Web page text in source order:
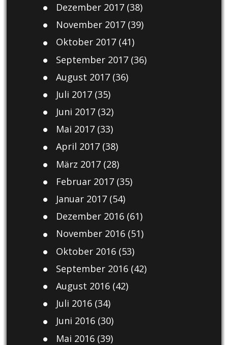
Dezember 2017(38)
November 2017(39)
Oktober 2017(41)
September 2017(36)
August 2017(36)
Juli 2017(35)
Juni 2017(32)
Mai 2017(33)
April 2017(38)
März 2017(28)
Februar 2017(35)
Januar 2017(54)
Dezember 2016(61)
November 2016(51)
Oktober 2016(53)
September 2016(42)
August 2016(42)
Juli 2016(34)
Juni 2016(30)
Mai 2016(39)